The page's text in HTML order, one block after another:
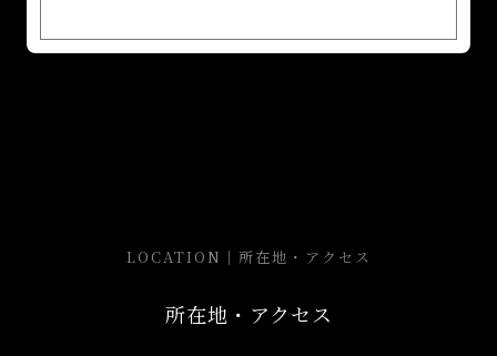
LOCATION｜所在地・アクセス
所在地・アクセス